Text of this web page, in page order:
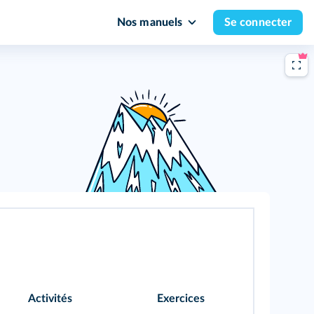
Nos manuels Se connecter
Activités Exercices